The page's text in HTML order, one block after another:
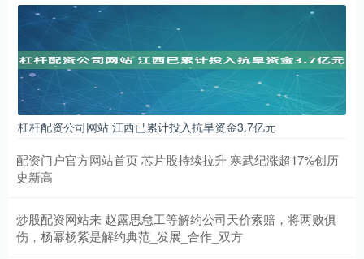
杠杆配资公司网站 江西已累计投入抗旱资金3.7亿元
配资门户官方网站首页 芯片股持续拉升 寒武纪涨超17%创历
史新高
炒股配资网站来 赵露思怠工等解约公司天价索赔，将两败俱
伤，杨幂杨紫是解约典范_发展_合作_双方